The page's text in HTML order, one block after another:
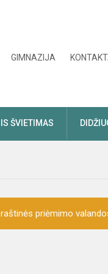
GIMNAZIJA
ŠVIETIMAS
priėmimo